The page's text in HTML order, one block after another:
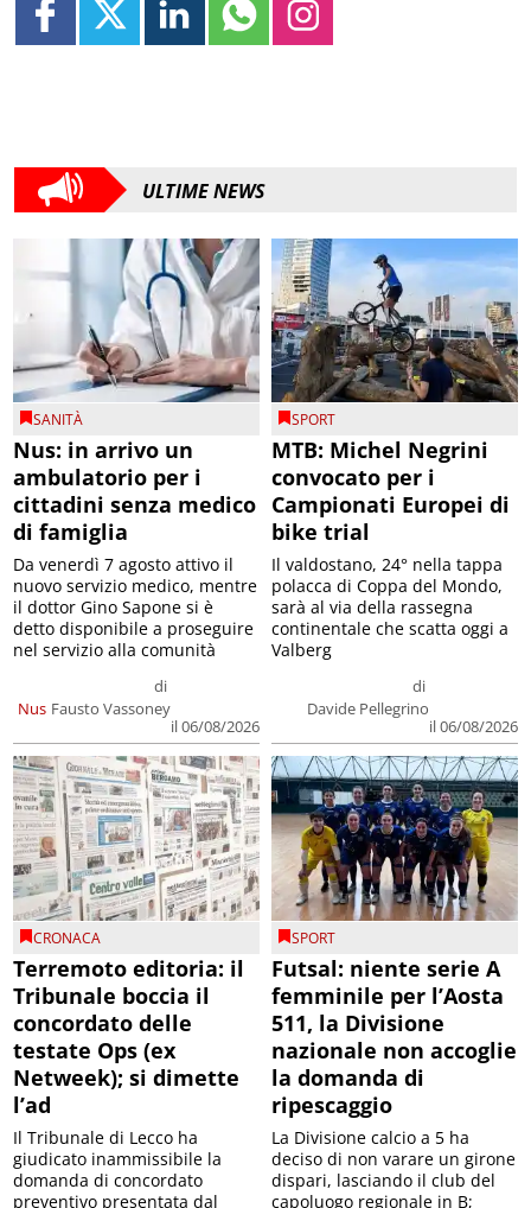
ULTIME NEWS
SANITÀ
Nus: in arrivo un
ambulatorio per i
cittadini senza medico
di famiglia
Nus
di
Fausto Vassoney
il 06/08/2026
Da venerdì 7 agosto attivo il
nuovo servizio medico, mentre
il dottor Gino Sapone si è
detto disponibile a proseguire
nel servizio alla comunità
SPORT
MTB: Michel Negrini
convocato per i
Campionati Europei di
bike trial
di
Davide Pellegrino
il 06/08/2026
Il valdostano, 24° nella tappa
polacca di Coppa del Mondo,
sarà al via della rassegna
continentale che scatta oggi a
Valberg
CRONACA
Terremoto editoria: il
Tribunale boccia il
concordato delle
testate Ops (ex
Netweek); si dimette
l’ad
Il Tribunale di Lecco ha
giudicato inammissibile la
domanda di concordato
preventivo presentata dal
SPORT
Futsal: niente serie A
femminile per l’Aosta
511, la Divisione
nazionale non accoglie
la domanda di
ripescaggio
La Divisione calcio a 5 ha
deciso di non varare un girone
dispari, lasciando il club del
capoluogo regionale in B;